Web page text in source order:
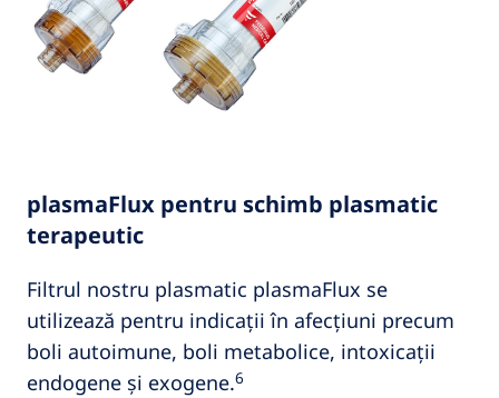
plasmaFlux pentru schimb plasmatic
terapeutic
Filtrul nostru plasmatic plasmaFlux se
utilizează pentru indicații în afecțiuni precum
boli autoimune, boli metabolice, intoxicații
endogene și exogene.6